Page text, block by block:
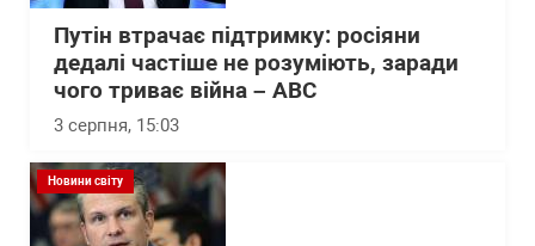
Путін втрачає підтримку: росіяни
дедалі частіше не розуміють, заради
чого триває війна – АВС
3 серпня, 15:03
Новини світу